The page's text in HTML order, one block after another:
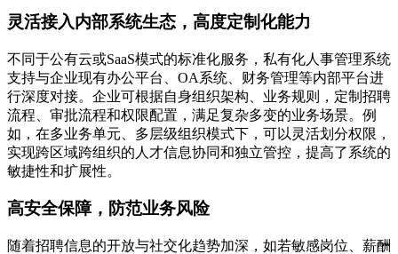
灵活接入内部系统生态，高度定制化能力
不同于公有云或SaaS模式的标准化服务，私有化人事管理系统
支持与企业现有办公平台、OA系统、财务管理等内部平台进
行深度对接。企业可根据自身组织架构、业务规则，定制招聘
流程、审批流程和权限配置，满足复杂多变的业务场景。例
如，在多业务单元、多层级组织模式下，可以灵活划分权限，
实现跨区域跨组织的人才信息协同和独立管控，提高了系统的
敏捷性和扩展性。
高安全保障，防范业务风险
随着招聘信息的开放与社交化趋势加深，如若敏感岗位、薪酬